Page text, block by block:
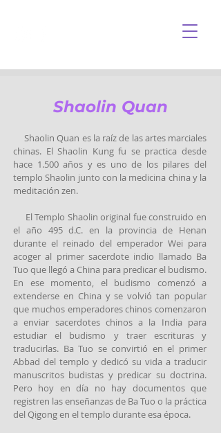
​Shaolin Quan
Shaolin Quan es la raíz de las artes marciales
chinas. El Shaolin Kung fu se practica desde
hace 1.500 años y es uno de los pilares del
templo Shaolin junto con la medicina china y la
meditación zen.
El Templo Shaolin original fue construido en
el año 495 d.C. en la provincia de Henan
durante el reinado del emperador Wei para
acoger al primer sacerdote indio llamado Ba
Tuo que llegó a China para predicar el budismo.
En ese momento, el budismo comenzó a
extenderse en China y se volvió tan popular
que muchos emperadores chinos comenzaron
a enviar sacerdotes chinos a la India para
estudiar el budismo y traer escrituras y
traducirlas. Ba Tuo se convirtió en el primer
Abbad del templo y dedicó su vida a traducir
manuscritos budistas y predicar su doctrina.
Pero hoy en día no hay documentos que
registren las enseñanzas de Ba Tuo o la práctica
del Qigong en el templo durante esa época.